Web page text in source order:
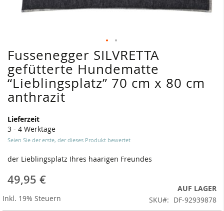
Fussenegger SILVRETTA
gefütterte Hundematte
“Lieblingsplatz” 70 cm x 80 cm
anthrazit
Lieferzeit
3 - 4 Werktage
Seien Sie der erste, der dieses Produkt bewertet
der Lieblingsplatz Ihres haarigen Freundes
49,95 €
Inkl. 19% Steuern
AUF LAGER
SKU
DF-92939878
Zum
Anfang
der
Bildergalerie
springen